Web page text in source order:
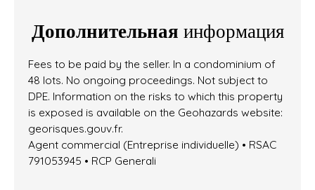
Дополнительная информация
Fees to be paid by the seller. In a condominium of
48 lots. No ongoing proceedings. Not subject to
DPE. Information on the risks to which this property
is exposed is available on the Geohazards website:
georisques.gouv.fr.
Agent commercial (Entreprise individuelle) • RSAC
791053945 • RCP Generali